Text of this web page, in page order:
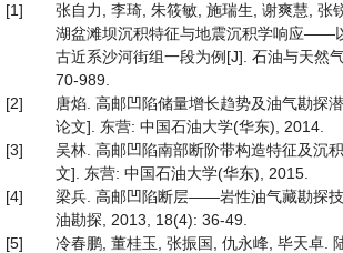
[1]
张自力, 李琦, 朱筱敏, 施瑞生, 谢爽慧, 张
湖盆滩坝沉积特征与地震沉积学响应——
古近系沙河街组一段为例[J]. 石油与天然
70-989.
[2]
唐焰. 高邮凹陷储量增长趋势及油气勘探
论文]. 东营: 中国石油大学(华东), 2014.
[3]
吴林. 高邮凹陷南部断阶带构造特征及沉
文]. 东营: 中国石油大学(华东), 2015.
[4]
梁兵. 高邮凹陷断层——岩性油气藏勘探
油勘探, 2013, 18(4): 36-49.
[5]
冷春鹏, 董桂玉, 张振国, 仇永峰, 毕天卓.